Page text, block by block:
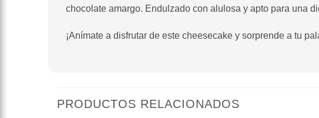
chocolate amargo. Endulzado con alulosa y apto para una
¡Anímate a disfrutar de este cheesecake y sorprende a tu
PRODUCTOS RELACIONADOS